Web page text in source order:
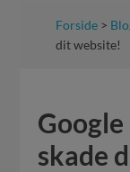
Forside >
dit website!
skade